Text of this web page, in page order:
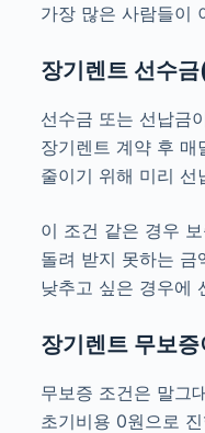
가장 많은 사람들이
장기렌트 선수
선수금 또는 선납금
장기렌트 계약 후 매
줄이기 위해 미리 선
이 조건 같은 경우
돌려 받지 못하는 금
낮추고 싶은 경우에
장기렌트 무보
무보증 조건은 말그
초기비용 0원으로